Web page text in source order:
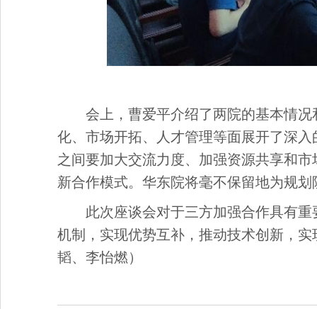
会上，曹爱平介绍了两院的基本情况
化、市场开拓、人才管理等面展开了深
之间要加大交流力度、 加强资源共享和市
新合作模式。 华东院将毫不保留地为规
此次座谈会对于三方加强合作具有重
机制，实现优势互补 ， 推动技术创新， 实
韬、李怡燃）